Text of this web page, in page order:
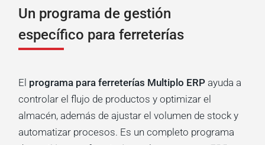
Un programa de gestión
específico para ferreterías
El programa para ferreterías Multiplo ERP ayuda a
controlar el flujo de productos y optimizar el
almacén, además de ajustar el volumen de stock y
automatizar procesos. Es un completo programa